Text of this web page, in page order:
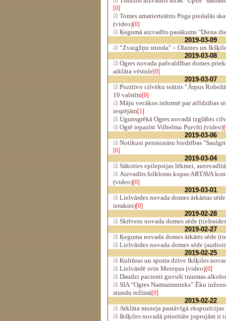
[0]
Tomes amatierteātris Poga piedalās
(video)[0]
Ķegumā aizvadīts pasākums "Diena
2019-03-09
“Zvaigžņu stunda" – Olaines un
2019-03-08
Ogres novada pašvaldības domes
atklāta vēstule[0]
2019-03-07
Pozitīvo cilvēku teātris “Ārpus
10 valstīm[0]
Māju vecākos informē par atlīdzības
iespējām[1]
Ugunsgrēkā Ogres novadā izglābts
Ogrē iepazīst Vilhelmu Purvīti (video)
2019-03-06
Notikusi pensionāru biedrības
[0]
2019-03-04
Sākoties epilepsijas lēkmei,
Aizvadīts folkloras kopas ARTAVA
(video)[0]
2019-03-01
Lielvārdes novada domes ārkārtas
ieraksts)[0]
2019-02-28
Skrīveru novada domes sēde
2019-02-27
Ķeguma novada domes ārkārts sēde
Lielvārdes novada domes sēde
2019-02-25
Kultūras un sporta dzīve Ikšķiles
Lielvārdē svin Meteņus (video)[0]
Daudzi pacienti guvuši traumas
SIA “Ogres Namsaimnieks” Ēku
stundu režīmā[0]
2019-02-22
Atklāta muzeja pastāvīgā ekspozīcijas
Ikšķiles novadā prioritāte joprojām ir